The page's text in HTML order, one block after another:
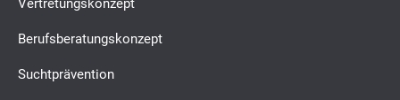
Vertretungskonzept
Berufsberatungskonzept
Suchtprävention